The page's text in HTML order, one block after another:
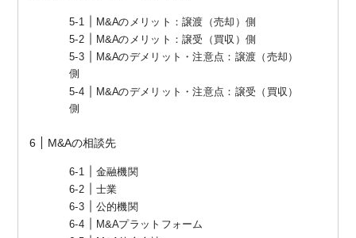
M&Aのメリット：譲渡（売却）側
M&Aのメリット：譲受（買収）側
M&Aのデメリット・注意点：譲渡（売却）
側
M&Aのデメリット・注意点：譲受（買収）
側
M&Aの相談先
金融機関
士業
公的機関
M&Aプラットフォーム